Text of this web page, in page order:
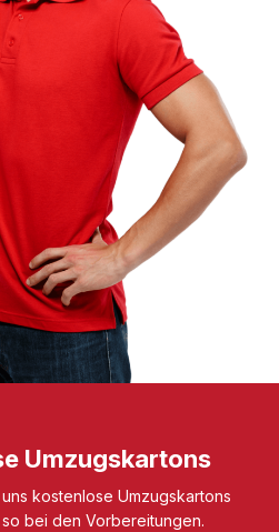
Umzugskartons
kostenlose Umzugskartons
bei den Vorbereitungen.